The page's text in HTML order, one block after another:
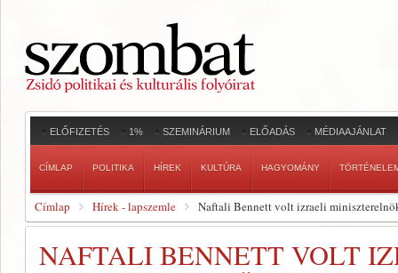
ELŐFIZETÉS 1% SZEMINÁRIUM ELŐADÁS MÉDIAAJÁNLAT
CÍMLAP POLITIKA HÍREK KULTÚRA HAGYOMÁNY
Címlap Hírek - lapszemle Naftali Bennett volt izraeli
NAFTALI BENNETT VOLT